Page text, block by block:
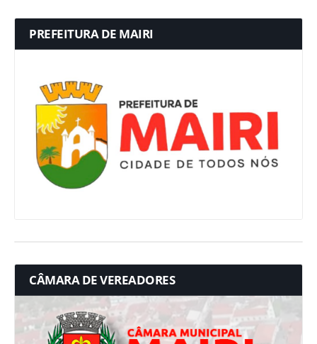
PREFEITURA DE MAIRI
CÂMARA DE VEREADORES